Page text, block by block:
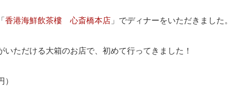
香港海鮮飲茶樓 心斎橋本店 」でディナーをいただきました。
いただける大箱のお店で、初めて行ってきました！
）